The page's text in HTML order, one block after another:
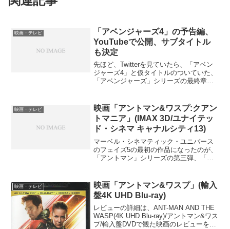
映画・テレビ
「アベンジャーズ4」の予告編、
YouTubeで公開、サブタイトル
も決定
先ほど、Twitterを見ていたら、「アベン
ジャーズ4」と仮タイトルのついていた、
「アベンジャーズ」シリーズの最終章
タイトルについては色々噂されていた
が、最終的...
映画・テレビ
映画「アントマン&ワスプ:クアン
トマニア」(IMAX 3D/ユナイテッ
ド・シネマ キャナルシティ13)
マーベル・シネマティック・ユニバース
のフェイズ5の最初の作品になったのが、
「アントマン」シリーズの第三弾、「ア
やたらとスケールが大きい作品で、後の
「アベンジャーズ:ザ...
映画・テレビ
映画「アントマン&ワスプ」(輸入
盤4K UHD Blu-ray)
レビューの詳細は、ANT-MAN AND THE
WASP(4K UHD Blu-ray)/アントマン&ワス
プ/輸入盤DVDで観た映画のレビューを参